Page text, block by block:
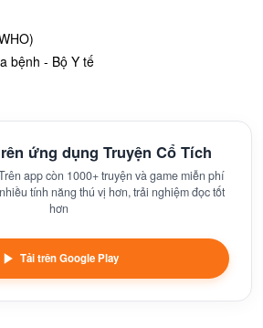
bệnh - Bộ Y tế
ứng dụng Truyện Cổ Tích
app còn 1000+ truyện và game miễn phí
tính năng thú vị hơn, trải nghiệm đọc tốt
hơn
Tải trên Google Play